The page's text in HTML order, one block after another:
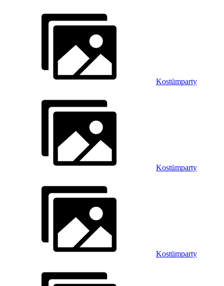
Kostümparty
Kostümparty
Kostümparty